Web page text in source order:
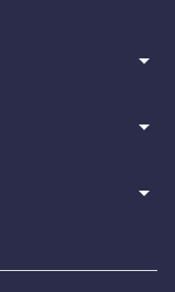
arrow_drop_down
arrow_drop_down
arrow_drop_down